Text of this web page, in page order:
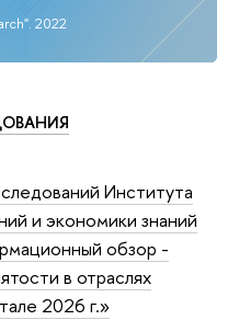
2022
Института
и экономики знаний
обзор -
в отраслях
2026 г.»